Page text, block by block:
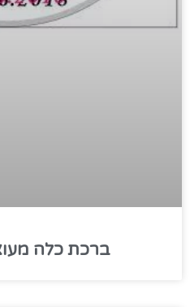
ברכת כלה